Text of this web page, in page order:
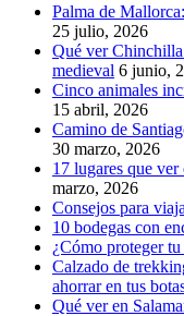
Palma de
25 julio, 2026
Qué ver
medieval 6 junio,
Cinco animales
15 abril, 2026
Camino de
30 marzo, 2026
17 lugares que
marzo, 2026
Consejos para
10 bodegas con
¿Cómo proteger
Calzado de
ahorrar en tus
Qué ver en